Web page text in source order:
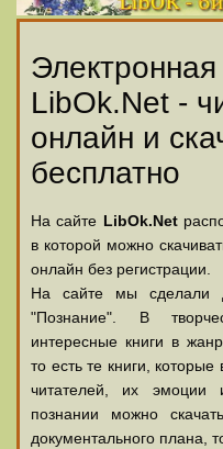
LibOk.Net -
онлайн и
бесплатно
На сайте LibOk.Net
в которой можно
онлайн без регистрации.
На сайте мы сделали
"Познание". В
интересные книги в
то есть те книги,
читателей, их
познании можно
документального плана,